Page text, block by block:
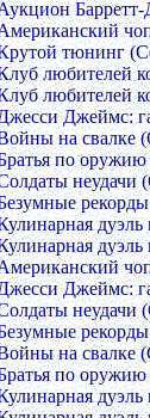
тюнинг
любителей
любителей
Джеймс:
на свалке
по
неудачи
Джеймс:
неудачи
на свалке
по